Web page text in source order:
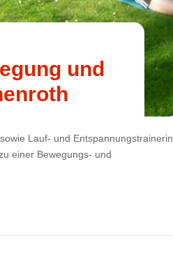
und
Lauf- und Entspannungstrainerin
einer Bewegungs- und